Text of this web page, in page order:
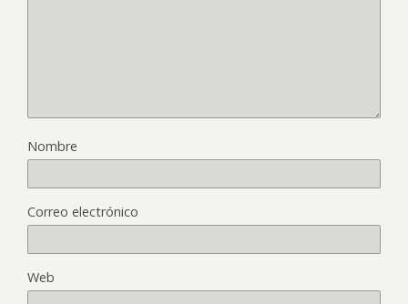
Nombre
Correo electrónico
Web